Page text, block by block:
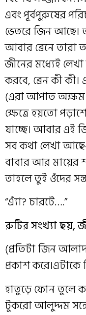
এবং পূর্বপুরুষের
ভেতরে জিন আছে।
আবার ব্রেনে
জীনের মধ্যেই
করবে, ব্রেন কী
(এরা আপাত
ক্ষেত্রে হয়তো
যাচ্ছে। আবার এই
সব কথা লেখা
বাবার আর মায়ের
তাহলে তুই ওঁদের
“এ্যাঁ? চারটে….”
রুটির সংখ্যা ছয়,
(প্রতিটা জিন
প্রকাশ করে।এটাকে
হাতুড়ে ফোন তুলে
টুকরো আলুদ্দম